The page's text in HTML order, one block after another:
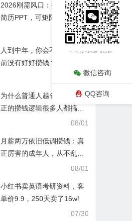
2026刚需风口：拼多多卖AI
简历PPT，可矩阵放大，小
白也能干，日入700+！08/02
人到中年，你会不会后悔从
前没有好好攒钱？
08/02
为什么普通人越省越穷？真
正的攒钱逻辑很多人都搞错
08/01
月薪两万依旧低调攒钱：真
正厉害的成年人，从不乱消
08/01
小红书卖英语考研资料，客
单价9.9，250天卖了16w!
07/30
微信咨询
QQ咨询